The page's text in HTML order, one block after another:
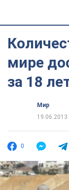
мире
за 18
Мир
19.06.2013
0